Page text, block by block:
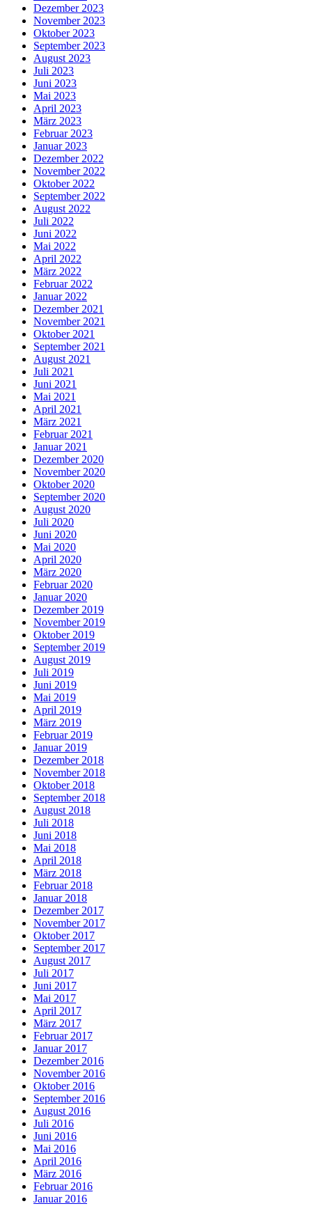
Dezember 2023
November 2023
Oktober 2023
September 2023
August 2023
Juli 2023
Juni 2023
Mai 2023
April 2023
März 2023
Februar 2023
Januar 2023
Dezember 2022
November 2022
Oktober 2022
September 2022
August 2022
Juli 2022
Juni 2022
Mai 2022
April 2022
März 2022
Februar 2022
Januar 2022
Dezember 2021
November 2021
Oktober 2021
September 2021
August 2021
Juli 2021
Juni 2021
Mai 2021
April 2021
März 2021
Februar 2021
Januar 2021
Dezember 2020
November 2020
Oktober 2020
September 2020
August 2020
Juli 2020
Juni 2020
Mai 2020
April 2020
März 2020
Februar 2020
Januar 2020
Dezember 2019
November 2019
Oktober 2019
September 2019
August 2019
Juli 2019
Juni 2019
Mai 2019
April 2019
März 2019
Februar 2019
Januar 2019
Dezember 2018
November 2018
Oktober 2018
September 2018
August 2018
Juli 2018
Juni 2018
Mai 2018
April 2018
März 2018
Februar 2018
Januar 2018
Dezember 2017
November 2017
Oktober 2017
September 2017
August 2017
Juli 2017
Juni 2017
Mai 2017
April 2017
März 2017
Februar 2017
Januar 2017
Dezember 2016
November 2016
Oktober 2016
September 2016
August 2016
Juli 2016
Juni 2016
Mai 2016
April 2016
März 2016
Februar 2016
Januar 2016